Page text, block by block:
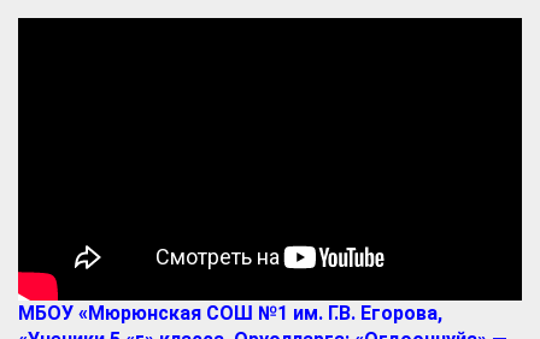
МБОУ «Мюрюнская СОШ №1 им. Г.В. Егорова,